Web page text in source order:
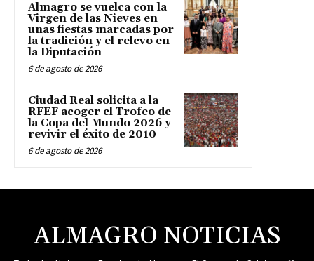
Almagro se vuelca con la
Virgen de las Nieves en
unas fiestas marcadas por
la tradición y el relevo en
la Diputación
6 de agosto de 2026
Ciudad Real solicita a la
RFEF acoger el Trofeo de
la Copa del Mundo 2026 y
revivir el éxito de 2010
6 de agosto de 2026
ALMAGRO NOTICIAS